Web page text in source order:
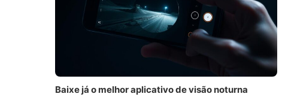
Baixe já o melhor aplicativo de visão noturna